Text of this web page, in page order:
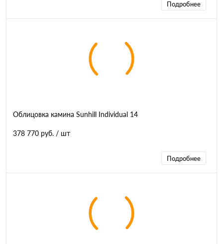
Подробнее
Облицовка камина Sunhill Individual 14
378 770 руб. / шт
Подробнее